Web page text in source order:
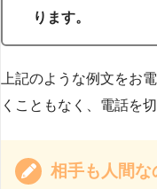
ります。
上記のような例文をお
くこともなく、電話を
相手も人間な